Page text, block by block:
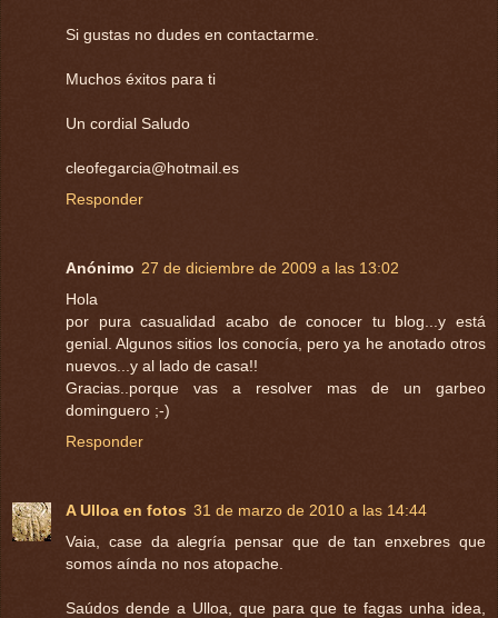
Si gustas no dudes en contactarme.
Muchos éxitos para ti
Un cordial Saludo
cleofegarcia@hotmail.es
Responder
Anónimo 27 de diciembre de 2009 a las 13:02
Hola
por pura casualidad acabo de conocer tu blog...y está
genial. Algunos sitios los conocía, pero ya he anotado otros
nuevos...y al lado de casa!!
Gracias..porque vas a resolver mas de un garbeo
dominguero ;-)
Responder
A Ulloa en fotos 31 de marzo de 2010 a las 14:44
Vaia, case da alegría pensar que de tan enxebres que
somos aínda no nos atopache.
Saúdos dende a Ulloa, que para que te fagas unha idea,